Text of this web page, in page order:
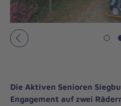
Vorheriges
Die Aktiven Senioren
Engagement auf zwei